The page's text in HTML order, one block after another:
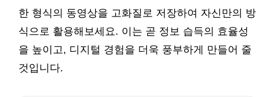
한 형식의 동영상을 고화질로 저장하여 자신만의 방
식으로 활용해보세요. 이는 곧 정보 습득의 효율성
을 높이고, 디지털 경험을 더욱 풍부하게 만들어 줄
것입니다.